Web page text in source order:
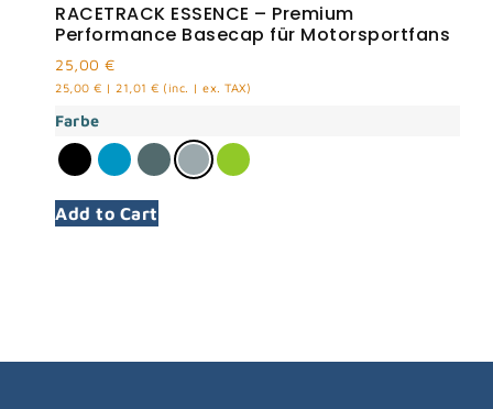
RACETRACK ESSENCE – Premium
Performance Basecap für Motorsportfans
25,00 €
25,00 € | 21,01 € (inc. | ex. TAX)
Farbe
Add to Cart